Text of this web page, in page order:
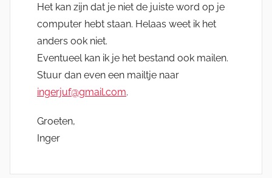
Het kan zijn dat je niet de juiste word op je
computer hebt staan. Helaas weet ik het
anders ook niet.
Eventueel kan ik je het bestand ook mailen.
Stuur dan even een mailtje naar
ingerjuf@gmail.com.
Groeten,
Inger